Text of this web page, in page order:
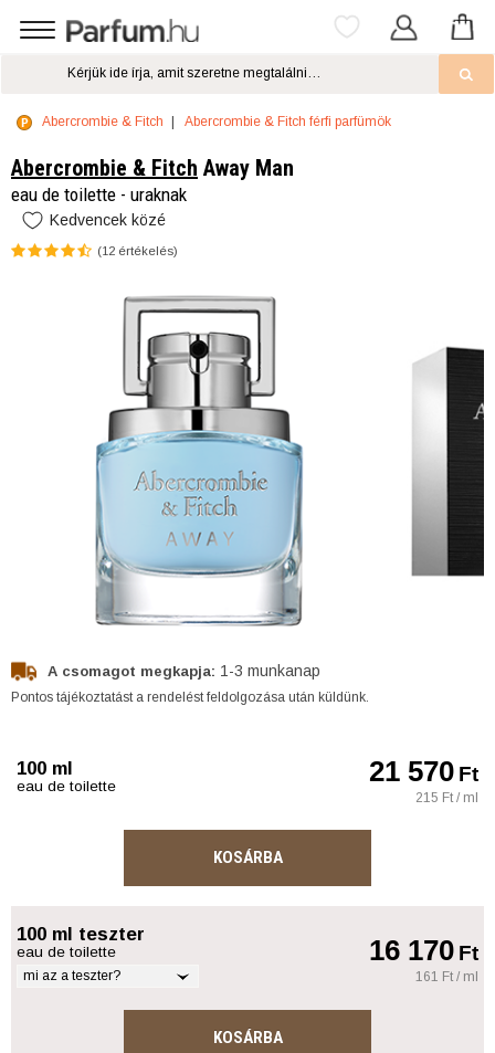
Abercrombie & Fitch Abercrombie & Fitch férfi parfümök
Abercrombie & Fitch Away Man
eau de toilette - uraknak
Kedvencek közé
(12 értékelés)
A csomagot megkapja: 1-3 munkanap
Pontos tájékoztatást a rendelést feldolgozása után küldünk.
100 ml
eau de toilette 21 570Ft
215 Ft / ml
KOSÁRBA
100 ml teszter
eau de toilette
mi az a teszter?
16 170Ft
161 Ft / ml
KOSÁRBA